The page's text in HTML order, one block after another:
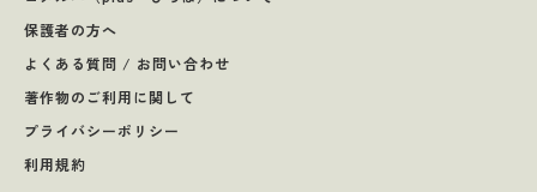
保護者の方へ
よくある質問 / お問い合わせ
著作物のご利用に関して
プライバシーポリシー
利用規約